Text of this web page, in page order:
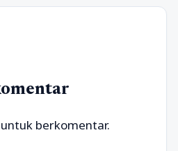
untuk berkomentar.